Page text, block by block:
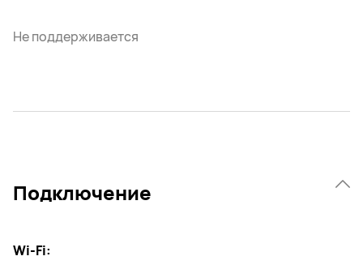
Не поддерживается
Подключение
Wi-Fi: